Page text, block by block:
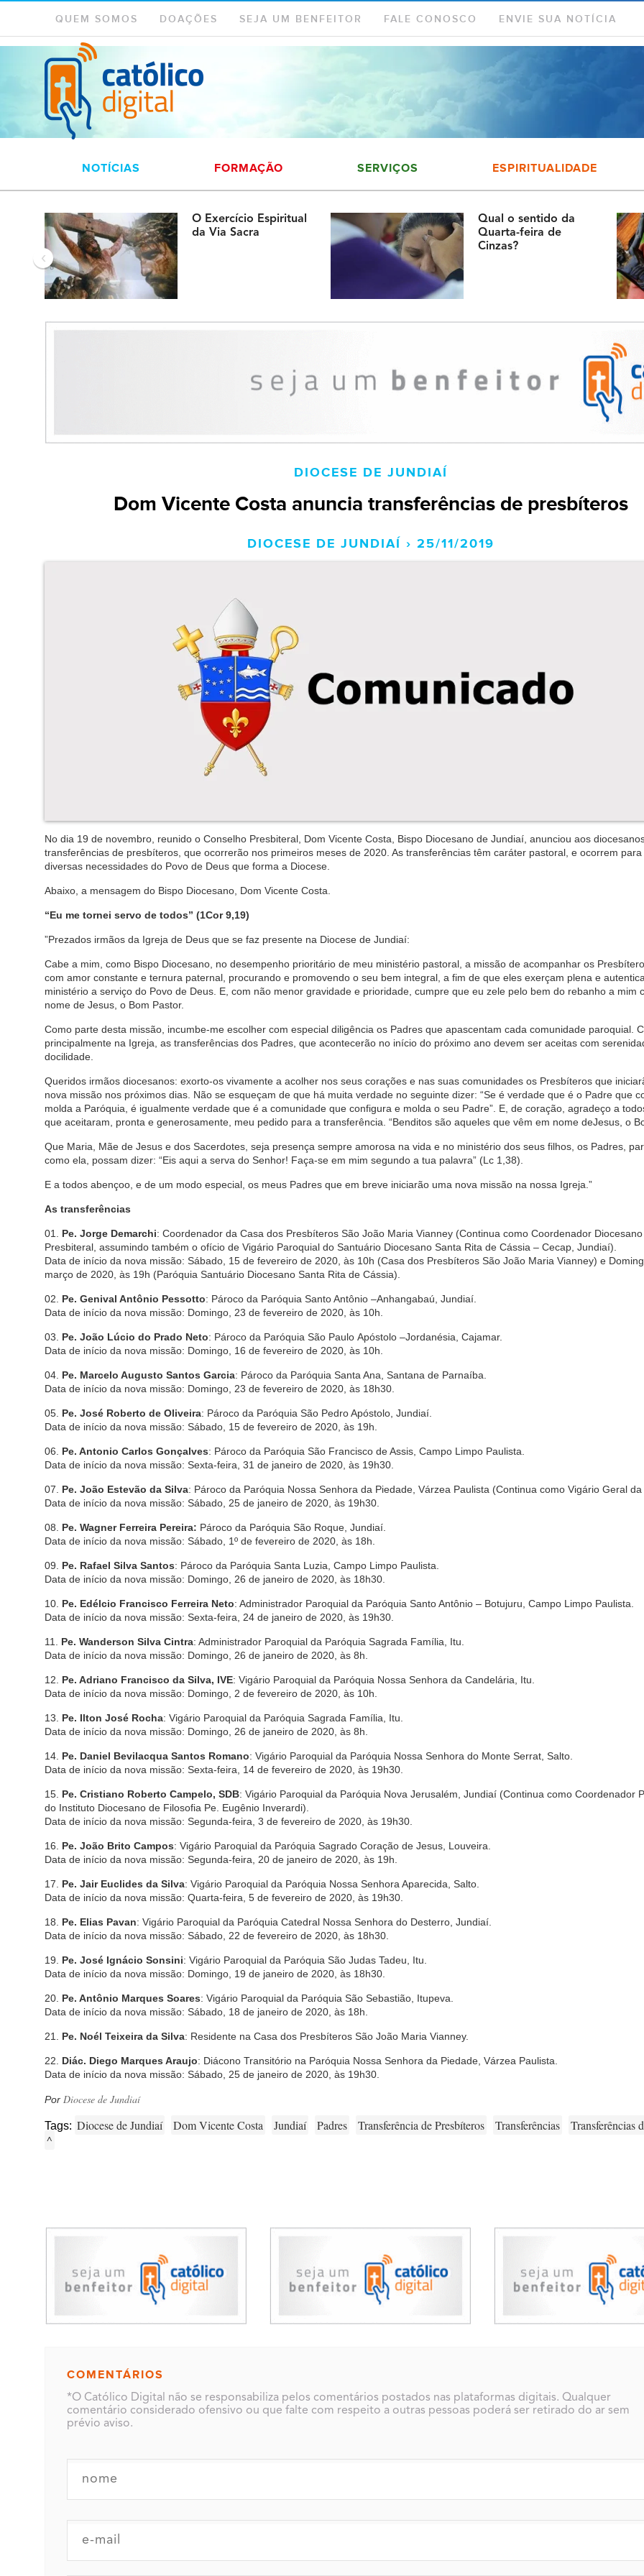
QUEM SOMOS DOAÇÕES SEJA UM BENFEITOR FALE CONOSCO ENVIE SUA NOTÍCIA
NOTÍCIAS FORMAÇÃO SERVIÇOS ESPIRITUALIDADE
O Exercício Espiritual
da Via Sacra
Qual o sentido da
Quarta-feira de
Cinzas?
‹
DIOCESE DE JUNDIAÍ
Dom Vicente Costa anuncia transferências de presbíteros
DIOCESE DE JUNDIAÍ › 25/11/2019
No dia 19 de novembro, reunido o Conselho Presbiteral, Dom Vicente Costa, Bispo Diocesano de Jundiaí, anunciou aos dioces
transferências de presbíteros , que ocorrerão nos primeiros meses de 2020. As transferências têm caráter pastoral, e ocorrem para
diversas necessidades do Povo de Deus que forma a Diocese.
Abaixo, a mensagem do Bispo Diocesano, Dom Vicente Costa.
“Eu me tornei servo de todos” (1Cor 9,19)
”Prezados irmãos da Igreja de Deus que se faz presente na Diocese de Jundiaí:
Cabe a mim, como Bispo Diocesano, no desempenho prioritário de meu ministério pastoral, a missão de acompanhar os P
com amor constante e ternura paternal, procurando e promovendo o seu bem integral, a fim de que eles exerçam plena e
ministério a serviço do Povo de Deus. E, com não menor gravidade e prioridade, cumpre que eu zele pelo bem do rebanho a mim
nome de Jesus, o Bom Pastor.
Como parte desta missão, incumbe-me escolher com especial diligência os Padres que apascentam cada comunidade paroquial.
principalmente na Igreja, as transferências dos Padres, que acontecerão no início do próximo ano devem ser aceitas com
docilidade.
Queridos irmãos diocesanos: exorto-os vivamente a acolher nos seus corações e nas suas comunidades os Presbíteros que
nova missão nos próximos dias. Não se esqueçam de que há muita verdade no seguinte dizer: “Se é verdade que é o Padre que
molda a Paróquia, é igualmente verdade que é a comunidade que configura e molda o seu Padre”. E, de coração, agradeço a
que aceitaram , pronta e generosamente meu pedido para a transferência. “Benditos são aqueles que vêm em nome deJesus, o
Que Maria, Mãe de Jesus e dos Sacerdotes, seja presença sempre amorosa na vida e no ministério dos seus filhos, os Padres ,
como ela, possam dizer: “Eis aqui a serva do Senhor! Faça-se em mim segundo a tua palavra” (Lc 1,38).
E a todos abençoo, e de um modo especial, os meus Padres que em breve iniciarão uma nova missão na nossa Igreja.”
As transferências
01. Pe. Jorge Demarchi: Coordenador da Casa dos Presbíteros São João Maria Vianney (Continua como Coordenador
Presbiteral, assumindo também o ofício de Vigário Paroquial do Santuário Diocesano Santa Rita de Cássia – Cecap, Jundiaí).
Data de início da nova missão: Sábado, 15 de fevereiro de 2020, às 10h (Casa dos Presbíteros São João Maria Vianney) e
março de 2020, às 19h (Paróquia Santuário Diocesano Santa Rita de Cássia).
02. Pe. Genival Antônio Pessotto: Pároco da Paróquia Santo Antônio –Anhangabaú , Jundiaí.
Data de início da nova missão: Domingo, 23 de fevereiro de 2020, às 10h.
03. Pe. João Lúcio do Prado Neto: Pároco da Paróquia São Paulo Apóstolo –Jordanésia, Cajamar.
Data de início da nova missão: Domingo, 16 de fevereiro de 2020, às 10h.
04. Pe. Marcelo Augusto Santos Garcia: Pároco da Paróquia Santa Ana, Santana de Parnaíba.
Data de início da nova missão: Domingo, 23 de fevereiro de 2020, às 18h30.
05. Pe. José Roberto de Oliveira: Pároco da Paróquia São Pedro Apóstolo, Jundiaí.
Data de início da nova missão: Sábado, 15 de fevereiro de 2020, às 19h.
06. Pe. Antonio Carlos Gonçalves: Pároco da Paróquia São Francisco de Assis, Campo Limpo Paulista.
Data de início da nova missão: Sexta-feira, 31 de janeiro de 2020, às 19h30.
07. Pe. João Estevão da Silva: Pároco da Paróquia Nossa Senhora da Piedade, Várzea Paulista (Continua como Vigário Geral da
Data de início da nova missão: Sábado, 25 de janeiro de 2020, às 19h30.
08. Pe. Wagner Ferreira Pereira: Pároco da Paróquia São Roque, Jundiaí.
Data de início da nova missão: Sábado, 1º de fevereiro de 2020, às 18h.
09. Pe. Rafael Silva Santos: Pároco da Paróquia Santa Luzia, Campo Limpo Paulista.
Data de início da nova missão: Domingo, 26 de janeiro de 2020, às 18h30.
10. Pe. Edélcio Francisco Ferreira Neto: Administrador Paroquial da Paróquia Santo Antônio – Botujuru, Campo Limpo Paulista.
Data de início da nova missão: Sexta-feira, 24 de janeiro de 2020, às 19h30.
11. Pe. Wanderson Silva Cintra: Administrador Paroquial da Paróquia Sagrada Família, Itu.
Data de início da nova missão: Domingo, 26 de janeiro de 2020, às 8h.
12. Pe. Adriano Francisco da Silva, IVE: Vigário Paroquial da Paróquia Nossa Senhora da Candelária, Itu.
Data de início da nova missão: Domingo, 2 de fevereiro de 2020, às 10h.
13. Pe. Ilton José Rocha: Vigário Paroquial da Paróquia Sagrada Família, Itu.
Data de início da nova missão: Domingo, 26 de janeiro de 2020, às 8h.
14. Pe. Daniel Bevilacqua Santos Romano: Vigário Paroquial da Paróquia Nossa Senhora do Monte Serrat, Salto.
Data de início da nova missão: Sexta-feira, 14 de fevereiro de 2020, às 19h30.
15. Pe. Cristiano Roberto Campelo, SDB: Vigário Paroquial da Paróquia Nova Jerusalém, Jundiaí (Continua como Coordenador
do Instituto Diocesano de Filosofia Pe. Eugênio Inverardi).
Data de início da nova missão: Segunda-feira, 3 de fevereiro de 2020, às 19h30.
16. Pe. João Brito Campos: Vigário Paroquial da Paróquia Sagrado Coração de Jesus, Louveira.
Data de início da nova missão: Segunda-feira, 20 de janeiro de 2020, às 19h.
17. Pe. Jair Euclides da Silva: Vigário Paroquial da Paróquia Nossa Senhora Aparecida, Salto.
Data de início da nova missão: Quarta-feira, 5 de fevereiro de 2020, às 19h30.
18. Pe. Elias Pavan: Vigário Paroquial da Paróquia Catedral Nossa Senhora do Desterro, Jundiaí.
Data de início da nova missão: Sábado, 22 de fevereiro de 2020, às 18h30.
19. Pe. José Ignácio Sonsini: Vigário Paroquial da Paróquia São Judas Tadeu, Itu.
Data de início da nova missão: Domingo, 19 de janeiro de 2020, às 18h30.
20. Pe. Antônio Marques Soares: Vigário Paroquial da Paróquia São Sebastião, Itupeva.
Data de início da nova missão: Sábado, 18 de janeiro de 2020, às 18h.
21. Pe. Noél Teixeira da Silva: Residente na Casa dos Presbíteros São João Maria Vianney.
22. Diác. Diego Marques Araujo: Diácono Transitório na Paróquia Nossa Senhora da Piedade, Várzea Paulista.
Data de início da nova missão: Sábado, 25 de janeiro de 2020, às 19h30.
Por Diocese de Jundiaí
Tags: Diocese de Jundiaí Dom Vicente Costa Jundiaí Padres Transferência de Presbíteros Transferências
Transferências
^
COMENTÁRIOS
*O Católico Digital não se responsabiliza pelos comentários postados nas plataformas digitais. Qualquer
comentário considerado ofensivo ou que falte com respeito a outras pessoas poderá ser retirado do ar sem
prévio aviso.